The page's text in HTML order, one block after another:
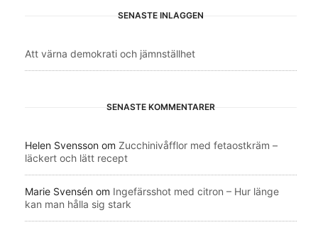
SENASTE INLÄGGEN
Att värna demokrati och jämnställhet
SENASTE KOMMENTARER
Helen Svensson om Zucchinivåfflor med fetaostkräm –
läckert och lätt recept
Marie Svensén om Ingefärsshot med citron – Hur länge
kan man hålla sig stark